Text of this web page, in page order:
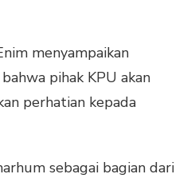
menyampaikan
pihak KPU akan
perhatian kepada
sebagai bagian dari